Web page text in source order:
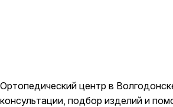
Ортопедический центр в
консультации, подбор изделий и